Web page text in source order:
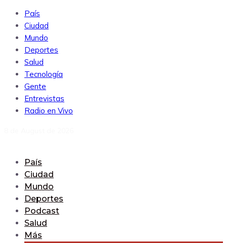
País
Ciudad
Mundo
Deportes
Salud
Tecnología
Gente
Entrevistas
Radio en Vivo
País
Ciudad
Mundo
Deportes
Podcast
Salud
Más